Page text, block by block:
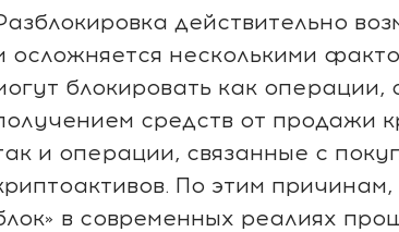
действительно
осложняется несколькими
блокировать как операции,
средств от продажи
и операции, связанные с
По этим причинам,
в современных реалиях